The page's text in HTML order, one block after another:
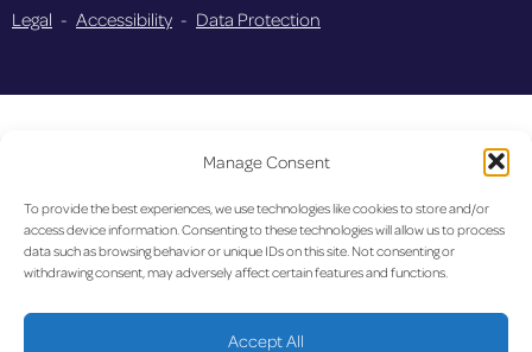
Manage Consent
To provide the best experiences, we use technologies like cookies to store and/or
access device information. Consenting to these technologies will allow us to process
data such as browsing behavior or unique IDs on this site. Not consenting or
withdrawing consent, may adversely affect certain features and functions.
Accept All
Legal - Accessibility - Data Protection